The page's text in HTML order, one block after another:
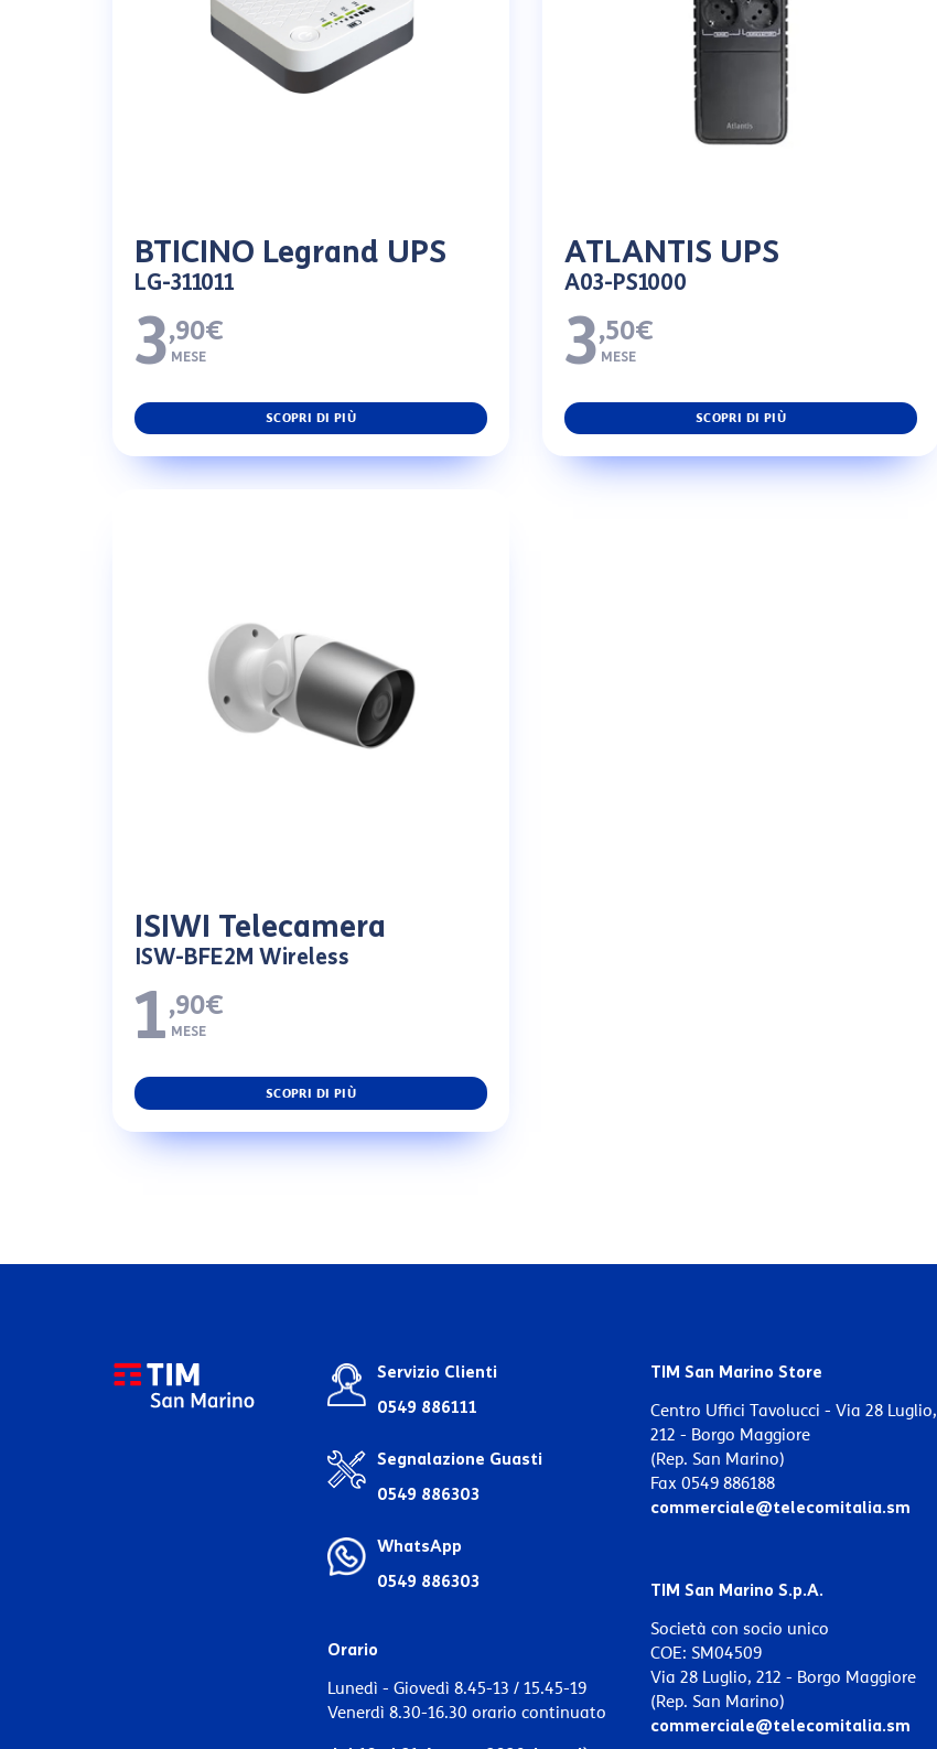
BTICINO Legrand UPS
LG-311011
3,90€
MESE
SCOPRI DI PIÙ
ATLANTIS UPS
A03-PS1000
3,50€
MESE
SCOPRI DI PIÙ
ISIWI Telecamera
ISW-BFE2M Wireless
1,90€
MESE
SCOPRI DI PIÙ
Servizio Clienti
0549 886111
Segnalazione Guasti
0549 886303
WhatsApp
0549 886303
Orario
Lunedì - Giovedì 8.45-13 / 15.45-19
Venerdì 8.30-16.30 orario continuato
TIM San Marino Store
Centro Uffici Tavolucci - Via 28 Luglio,
212 - Borgo Maggiore
(Rep. San Marino)
Fax 0549 886188
commerciale@telecomitalia.sm
TIM San Marino S.p.A.
Società con socio unico
COE: SM04509
Via 28 Luglio, 212 - Borgo Maggiore
(Rep. San Marino)
commerciale@telecomitalia.sm